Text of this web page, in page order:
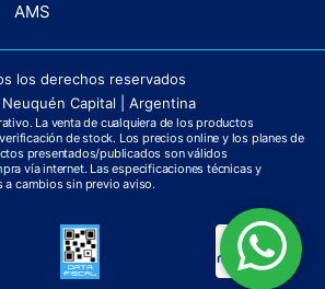
AMS
los derechos reservados
Capital | Argentina
La venta de cualquiera de los productos
de stock. Los precios online y los planes de
presentados/publicados son válidos
vía internet. Las especificaciones técnicas y
a cambios sin previo aviso.